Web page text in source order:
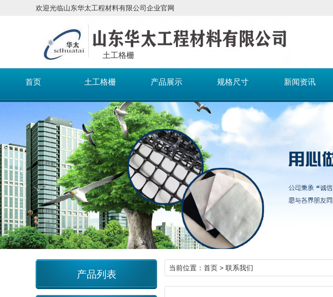
欢迎光临山东华太工程材料有限公司企业官网
土工格栅
首页 土工格栅 产品展示 规格尺寸 新闻资讯
产品列表
当前位置： 首页 > 联系我们